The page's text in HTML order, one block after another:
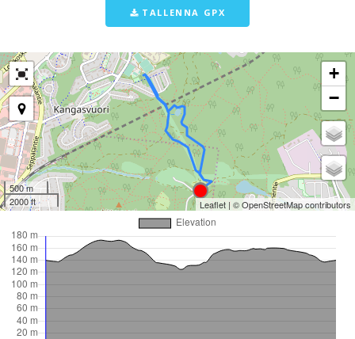
TALLENNA GPX
+
−
500 m
2000 ft
Leaflet | ©OpenStreetMapcontributors